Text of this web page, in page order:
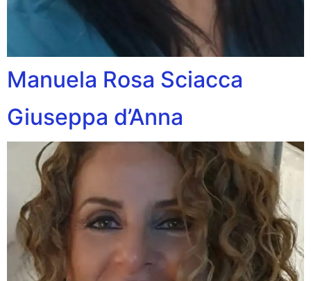
Manuela Rosa Sciacca
Giuseppa d’Anna